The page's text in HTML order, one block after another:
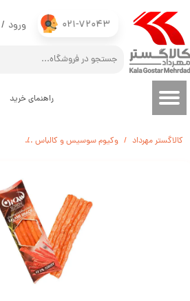
021-72043 ورود /
حساب کاربری من
تغییر گذر واژه
سفارشات
راهنمای خرید
کالاگستر مهرداد وکیوم سوسیس و کالباس